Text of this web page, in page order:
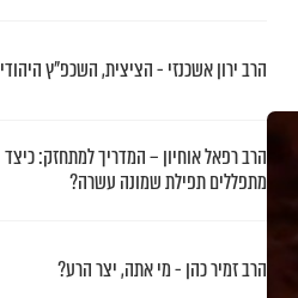
הרב ירון אשכנזי - הציצית, השכפ"ץ היהודי
הרב רפאל אוחיון – המדריך למתחזק: כיצד
מתפללים תפילת שמונה עשרה?
הרב זמיר כהן - מי אתה, יצר הרע?